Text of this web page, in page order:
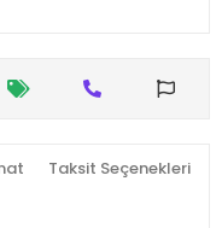
Taksit Seçenekleri